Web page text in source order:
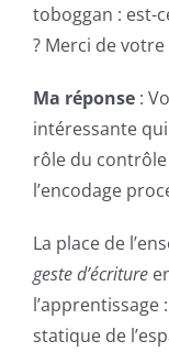
toboggan : est-
? Merci de
Ma réponse :
intéressante
rôle du
l’encodage
La place de
geste d’écriture
l’apprentissage
statique de